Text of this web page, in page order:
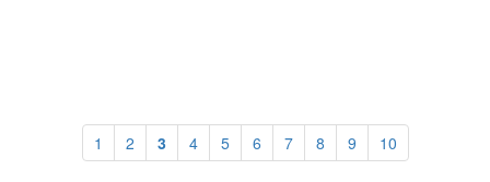
1 2 3 4 5 6 7 8 9 10